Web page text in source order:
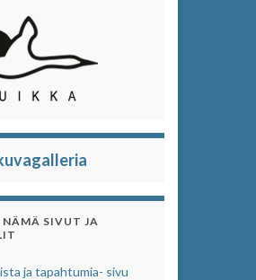
SIVUT JA
ja tapahtumia- sivu